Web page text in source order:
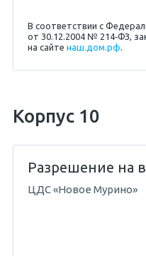
26.08.2013 — Жигунов С.Е.
В соответствии с
от 30.12.2004 № 214‐ФЗ,
на сайте наш.дом.рф.
04.05.2017 — Абикенов
Корпус 10
Разрешение на
ЦДС «Новое Мурино»